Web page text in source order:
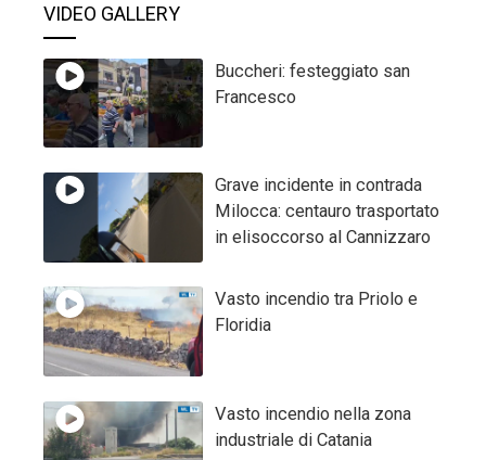
VIDEO GALLERY
Buccheri: festeggiato san
Francesco
Grave incidente in contrada
Milocca: centauro trasportato
in elisoccorso al Cannizzaro
Vasto incendio tra Priolo e
Floridia
Vasto incendio nella zona
industriale di Catania